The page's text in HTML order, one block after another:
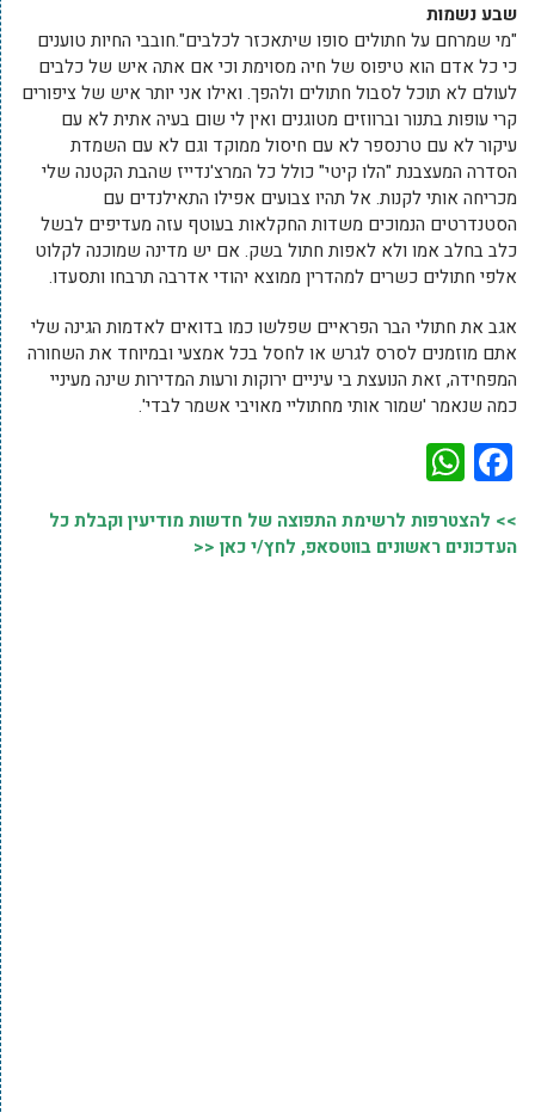
שבע נשמות
"מי שמרחם על חתולים סופו שיתאכזר לכלבים".חובבי החיות טוענים
כי כל אדם הוא טיפוס של חיה מסוימת וכי אם אתה איש של כלבים
לעולם לא תוכל לסבול חתולים ולהפך. ואילו אני יותר איש של ציפורים
קרי עופות בתנור וברווזים מטוגנים ואין לי שום בעיה אתית לא עם
עיקור לא עם טרנספר לא עם חיסול ממוקד וגם לא עם השמדת
הסדרה המעצבנת "הלו קיטי" כולל כל המרצ'נדייז שהבת הקטנה שלי
מכריחה אותי לקנות. אל תהיו צבועים אפילו התאילנדים עם
הסטנדרטים הנמוכים משדות החקלאות בעוטף עזה מעדיפים לבשל
כלב בחלב אמו ולא לאפות חתול בשק. אם יש מדינה שמוכנה לקלוט
אלפי חתולים כשרים למהדרין ממוצא יהודי אדרבה תרבחו ותסעדו.
אגב את חתולי הבר הפראיים שפלשו כמו בדואים לאדמות הגינה שלי
אתם מוזמנים לסרס לגרש או לחסל בכל אמצעי ובמיוחד את השחורה
המפחידה, זאת הנועצת בי עיניים ירוקות ורעות המדירות שינה מעיניי
כמה שנאמר 'שמור אותי מחתוליי מאויבי אשמר לבדי'.
Facebook
>> להצטרפות לרשימת התפוצה של חדשות מודיעין וקבלת כל
העדכונים ראשונים בווטסאפ, לחץ/י כאן <<